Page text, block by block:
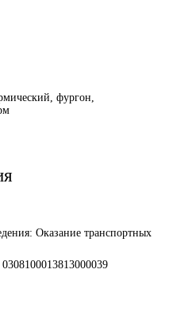
фургон,
Оказание транспортных
0308100013813000039